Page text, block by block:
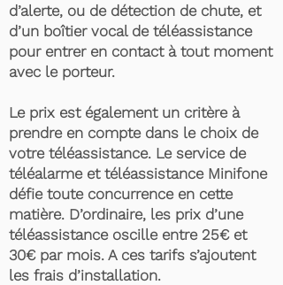
d’alerte, ou de détection de chute, et
d’un boîtier vocal de téléassistance
pour entrer en contact à tout moment
avec le porteur.
Le prix est également un critère à
prendre en compte dans le choix de
votre téléassistance. Le service de
téléalarme et téléassistance Minifone
défie toute concurrence en cette
matière. D’ordinaire, les prix d’une
téléassistance oscille entre 25€ et
30€ par mois. A ces tarifs s’ajoutent
les frais d’installation.